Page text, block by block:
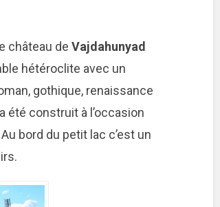
château de Vajdahunyad
hétéroclite avec un
gothique, renaissance
été construit à l’occasion
bord du petit lac c’est un